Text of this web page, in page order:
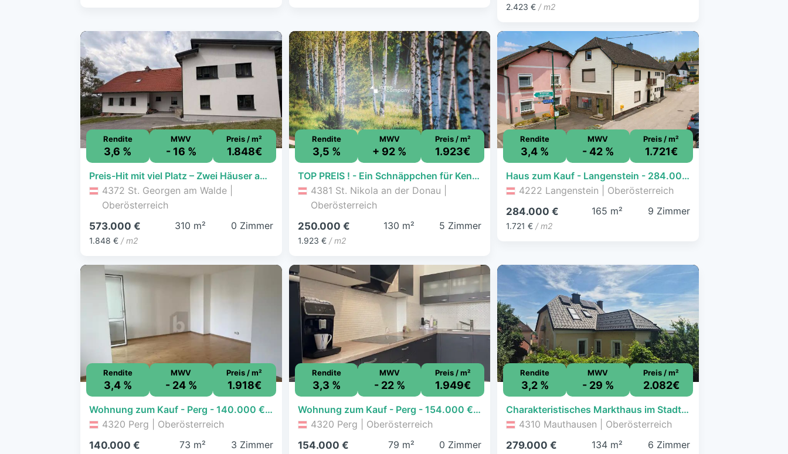
2.423 € / m2
Rendite
3,6 %
MWV
- 16 %
Preis / m²
1.848€
Preis-Hit mit viel Platz – Zwei Häuser auf einem Grundstück mit vielfältigen Nutzungsmöglichkeiten
4372 St. Georgen am Walde |
Oberösterreich
573.000 €
1.848 € / m2
310 m² 0 Zimmer
Rendite
3,5 %
MWV
+ 92 %
Preis / m²
1.923€
TOP PREIS ! - Ein Schnäppchen für Kenner !!
4381 St. Nikola an der Donau |
Oberösterreich
250.000 €
1.923 €/ m2
130 m² 5 Zimmer
Rendite
3,4 %
MWV
- 42 %
Preis / m²
1.721€
Haus zum Kauf - Langenstein - 284.000 € - 9 Zimmer, 165 m², 358 m² Grundstück
4222 Langenstein | Oberösterreich
284.000 €
1.721 € / m2
165 m² 9 Zimmer
Rendite
3,4 %
MWV
- 24 %
Preis / m²
1.918€
Wohnung zum Kauf - Perg - 140.000 € - 3 Zimmer, 73 m²
4320 Perg | Oberösterreich
140.000 €
73 m² 3 Zimmer
Rendite
3,3 %
MWV
- 22 %
Preis / m²
1.949€
Wohnung zum Kauf - Perg - 154.000 € - 79 m²
4320 Perg | Oberösterreich
154.000 €
79 m² 0 Zimmer
Rendite
3,2 %
MWV
- 29 %
Preis / m²
2.082€
Charakteristisches Markthaus im Stadtzentrum
4310 Mauthausen | Oberösterreich
279.000 €
134 m² 6 Zimmer